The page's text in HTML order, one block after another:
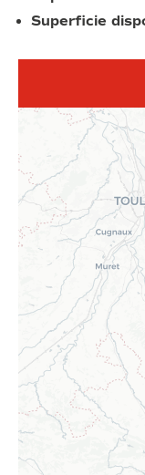
Superficie